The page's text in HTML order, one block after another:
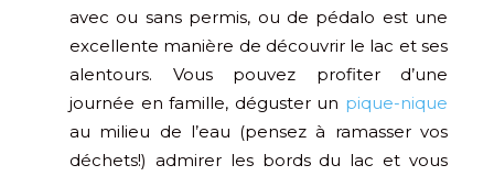
avec ou sans permis, ou de pédalo est une
excellente manière de découvrir le lac et ses
alentours. Vous pouvez profiter d’une
journée en famille, déguster un pique-nique
au milieu de l’eau (pensez à ramasser vos
déchets!) admirer les bords du lac et vous